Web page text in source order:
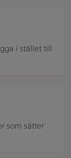
i stället till
som sätter